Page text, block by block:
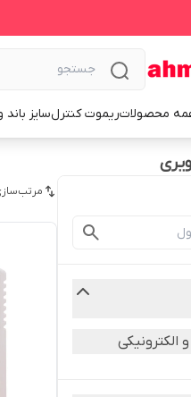
محصولاتریموت کنترلسایز
الکترونیکی